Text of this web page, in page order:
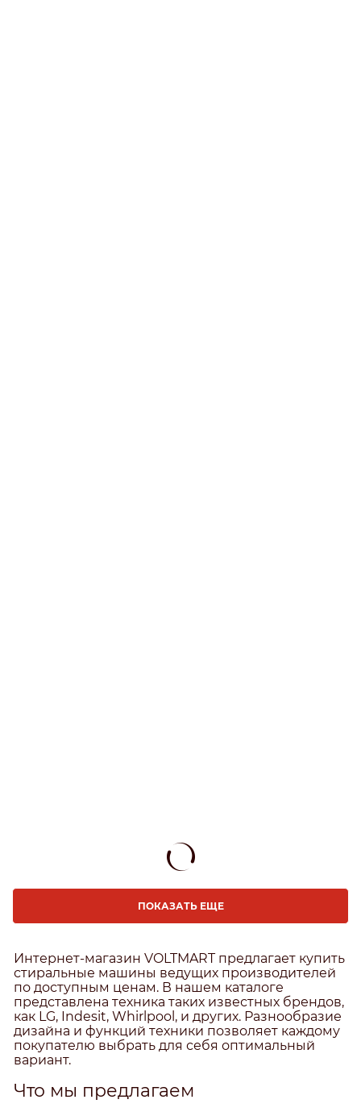
ПОКАЗАТЬ ЕЩЕ
Интернет-магазин VOLTMART предлагает купить
стиральные машины ведущих производителей
по доступным ценам. В нашем каталоге
представлена техника таких известных брендов,
как LG, Indesit, Whirlpool, и других. Разнообразие
дизайна и функций техники позволяет каждому
покупателю выбрать для себя оптимальный
вариант.
Что мы предлагаем